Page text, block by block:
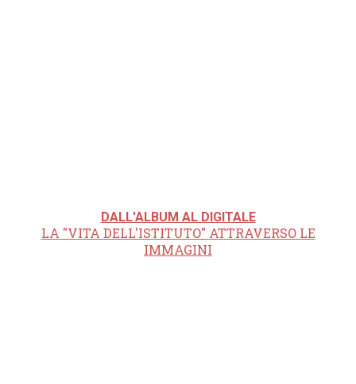
DALL'ALBUM AL DIGITALE
LA "VITA DELL'ISTITUTO" ATTRAVERSO LE
IMMAGINI